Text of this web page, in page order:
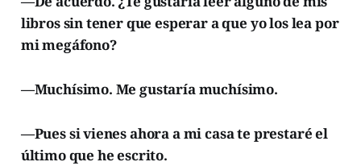
libros sin tener que esperar a que yo los lea por
mi megáfono?
—Muchísimo. Me gustaría muchísimo.
—Pues si vienes ahora a mi casa te prestaré el
último que he escrito.